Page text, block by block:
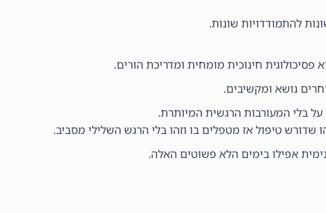
להתמודדויות שונות.
חינוכית מומחית ומדריכת הורים.
נושא ומקשיבים.
בלי המעורבות הרגשית המיותרת.
טיפול אז מטפלים בו וזהו בלי הרגש השלילי מסביב.
אפילו בימים הלא פשוטים האלה.